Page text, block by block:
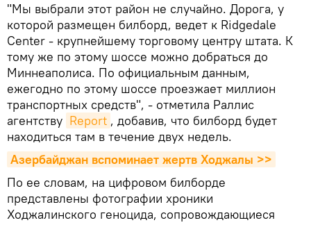
"Мы выбрали этот район не случайно. Дорога, у
которой размещен билборд, ведет к Ridgedale
Center - крупнейшему торговому центру штата. К
тому же по этому шоссе можно добраться до
Миннеаполиса. По официальным данным,
ежегодно по этому шоссе проезжает миллион
транспортных средств", - отметила Раллис
агентству Report , добавив, что билборд будет
находиться там в течение двух недель.
Азербайджан вспоминает жертв Ходжалы >>
По ее словам, на цифровом билборде
представлены фотографии хроники
Ходжалинского геноцида, сопровождающиеся